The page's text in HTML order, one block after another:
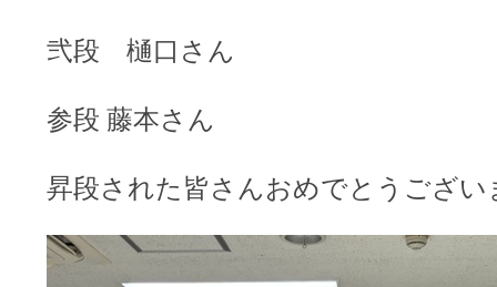
弐段 樋口さん
参段 藤本さん
昇段された皆さんおめでとうござい